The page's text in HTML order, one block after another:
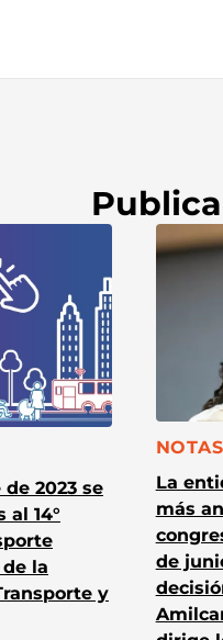
2023 se
al 14°
la
y
NOTAS
La
más
de